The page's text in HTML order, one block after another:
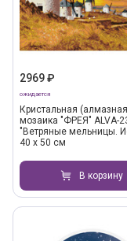
2969 ₽
ожидается
Кристальная
мозаика "ФРЕЯ" ALVA-23
"Ветряные мельницы.
40 х 50 см
В корзину